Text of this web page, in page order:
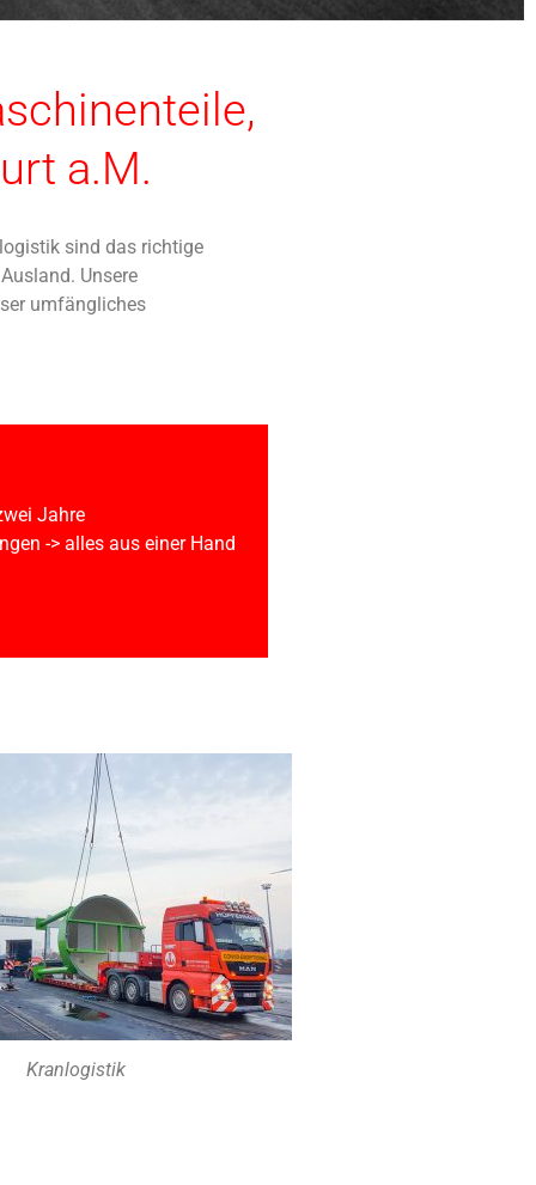
a.M.
sind das richtige
Unsere
umfängliches
Jahre
-> alles aus einer Hand
Kranlogistik